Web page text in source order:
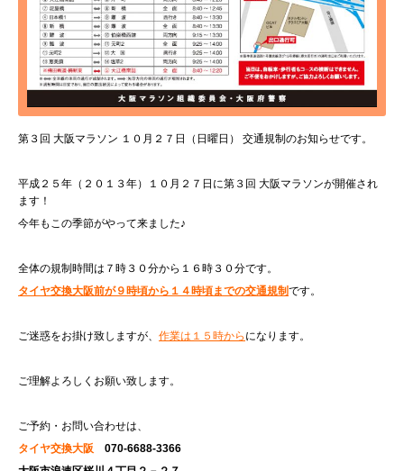
第３回 大阪マラソン １０月２７日（日曜日） 交通規制のお知らせです。
平成２５年（２０１３年）１０月２７日に第３回 大阪マラソンが開催され
ます！
今年もこの季節がやって来ました♪
全体の規制時間は７時３０分から１６時３０分です。
タイヤ交換大阪前が９時頃から１４時頃までの交通規制です。
ご迷惑をお掛け致しますが、 作業は１５時から になります。
ご理解よろしくお願い致します。
ご予約・お問い合わせは、
タイヤ交換大阪 070-6688-3366